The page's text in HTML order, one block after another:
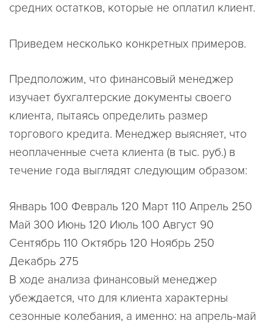
средних остатков, которые не оплатил клиент.
Приведем несколько конкретных примеров.
Предположим, что финансовый менеджер
изучает бухгалтерские документы своего
клиента, пытаясь определить размер
торгового кредита. Менеджер выясняет, что
неоплаченные счета клиента (в тыс. руб.) в
течение года выглядят следующим образом:
Январь 100 Февраль 120 Март 110 Апрель 250
Май 300 Июнь 120 Июль 100 Август 90
Сентябрь 110 Октябрь 120 Ноябрь 250
Декабрь 275
В ходе анализа финансовый менеджер
убеждается, что для клиента характерны
сезонные колебания, а именно: на апрель-май